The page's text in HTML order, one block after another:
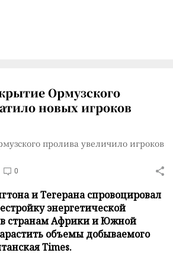
Ормузского
новых игроков
пролива увеличило игроков
0
и Тегерана спровоцировал
энергетической
странам Африки и Южной
объемы добываемого
Times.